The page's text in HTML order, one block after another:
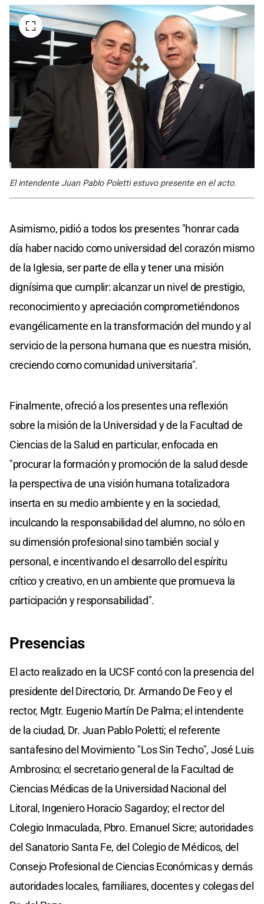
El intendente Juan Pablo Poletti estuvo presente en el acto.
Asimismo, pidió a todos los presentes "honrar cada
día haber nacido como universidad del corazón mismo
de la Iglesia, ser parte de ella y tener una misión
dignísima que cumplir: alcanzar un nivel de prestigio,
reconocimiento y apreciación comprometiéndonos
evangélicamente en la transformación del mundo y al
servicio de la persona humana que es nuestra misión,
creciendo como comunidad universitaria".
Finalmente, ofreció a los presentes una reflexión
sobre la misión de la Universidad y de la Facultad de
Ciencias de la Salud en particular, enfocada en
"procurar la formación y promoción de la salud desde
la perspectiva de una visión humana totalizadora
inserta en su medio ambiente y en la sociedad,
inculcando la responsabilidad del alumno, no sólo en
su dimensión profesional sino también social y
personal, e incentivando el desarrollo del espíritu
crítico y creativo, en un ambiente que promueva la
participación y responsabilidad".
Presencias
El acto realizado en la UCSF contó con la presencia del
presidente del Directorio, Dr. Armando De Feo y el
rector, Mgtr. Eugenio Martín De Palma; el intendente
de la ciudad, Dr. Juan Pablo Poletti; el referente
santafesino del Movimiento "Los Sin Techo", José Luis
Ambrosino; el secretario general de la Facultad de
Ciencias Médicas de la Universidad Nacional del
Litoral, Ingeniero Horacio Sagardoy; el rector del
Colegio Inmaculada, Pbro. Emanuel Sicre; autoridades
del Sanatorio Santa Fe, del Colegio de Médicos, del
Consejo Profesional de Ciencias Económicas y demás
autoridades locales, familiares, docentes y colegas del